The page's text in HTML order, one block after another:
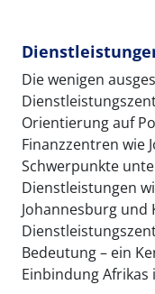
Die wenigen
Orientierung auf
Finanzzentren wie
Schwerpunkte
Dienstleistungen
Johannesburg und
Bedeutung – ein
Einbindung